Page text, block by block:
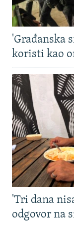
'Građanska
koristi kao
'Tri dana
odgovor na